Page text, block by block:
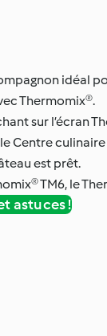
idéal
Thermomix®.
sur l’écran
Centre
est prêt.
TM6, le
astuces !